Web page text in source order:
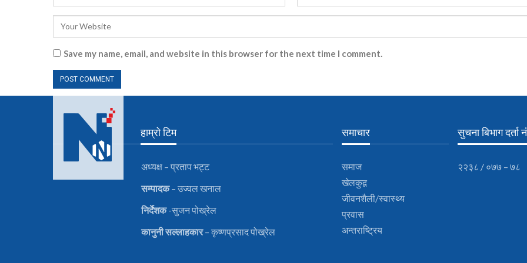
Save my name, email, and website in this browser for the next time I comment.
हाम्रो टिम
अध्यक्ष – प्रताप भट्ट
सम्पादक– उज्वल खनाल
निर्देशक-सुजन पोख्रेल
कानुनीसल्लाहकार– कृष्णप्रसाद पोख्रेल
समाचार
समाज
खेलकुद़़
जीवनशैली/स्वास्थ्य
प्रवास
अन्तराष्ट्रिय
सुचना बिभाग दर्ता
२२३८ / ०७७ – ७८